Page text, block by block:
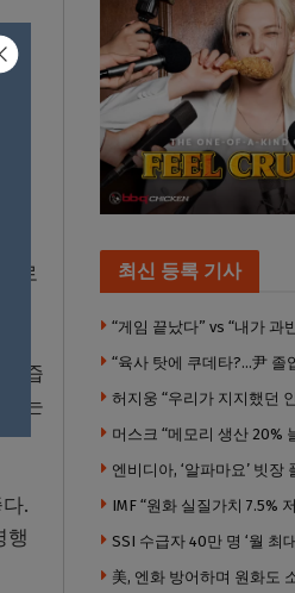
로
즙
는
.
행
최신 등록 기사